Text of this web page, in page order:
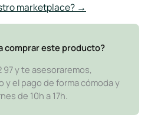
marketplace? →
comprar este producto?
97 y te asesoraremos,
el pago de forma cómoda y
de 10h a 17h.